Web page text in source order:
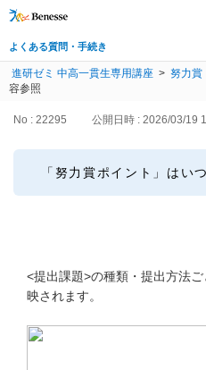
よくある質問・手続き
保護者サポート 中高一貫
よくある質問・手続き
会員ページへログイン
カテゴリーから探す
進研ゼミ 中高一貫生専用講座 > 努力賞
容参照
No : 22295 公開日時 : 2026/03/19
「努力賞ポイント」はい
<提出課題>の種類・提出方法
映されます。